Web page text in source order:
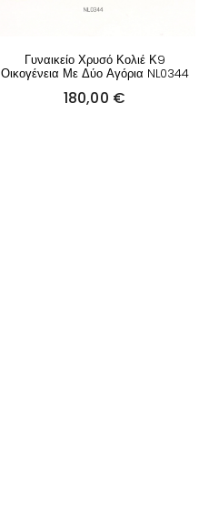
Γυναικείο Χρυσό Κολιέ Κ9
Οικογένεια Με Δύο Αγόρια NL0344
180,00 €